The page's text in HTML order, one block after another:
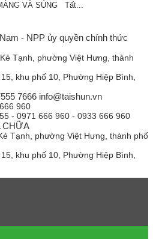
VÀ SÚNG Tất...
- NPP ủy quyền chính thức
Tạnh, phường Việt Hưng, thành
khu phố 10, Phường Hiệp Bình,
7666 info@taishun.vn
960
- 0971 666 960 - 0933 666 960
CHỮA
Tạnh, phường Việt Hưng, thành phố
khu phố 10, Phường Hiệp Bình,